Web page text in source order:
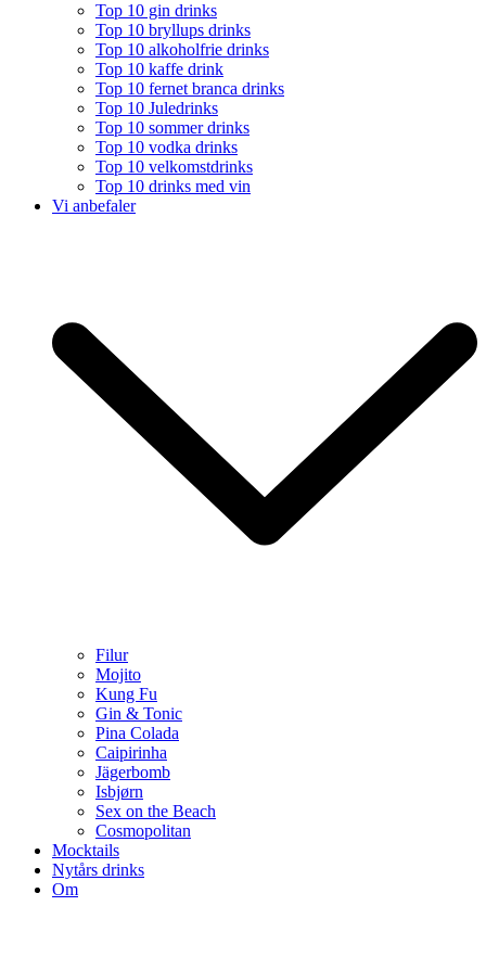
Top 10 gin drinks
Top 10 bryllups drinks
Top 10 alkoholfrie drinks
Top 10 kaffe drink
Top 10 fernet branca drinks
Top 10 Juledrinks
Top 10 sommer drinks
Top 10 vodka drinks
Top 10 velkomstdrinks
Top 10 drinks med vin
Vi anbefaler
Filur
Mojito
Kung Fu
Gin & Tonic
Pina Colada
Caipirinha
Jägerbomb
Isbjørn
Sex on the Beach
Cosmopolitan
Mocktails
Nytårs drinks
Om